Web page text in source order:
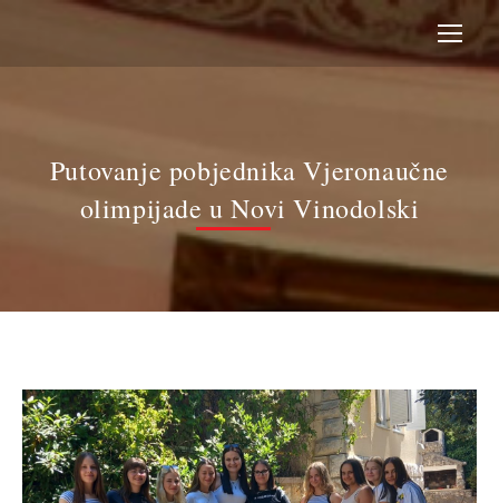
Putovanje pobjednika Vjeronaučne
olimpijade u Novi Vinodolski